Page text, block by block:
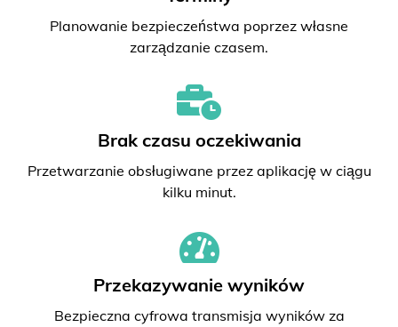
Planowanie bezpieczeństwa poprzez własne
zarządzanie czasem.
Brak czasu oczekiwania
Przetwarzanie obsługiwane przez aplikację w ciągu
kilku minut.
Przekazywanie wyników
Bezpieczna cyfrowa transmisja wyników za